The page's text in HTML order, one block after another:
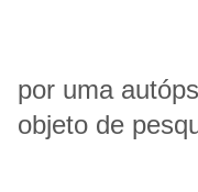
por uma
objeto de